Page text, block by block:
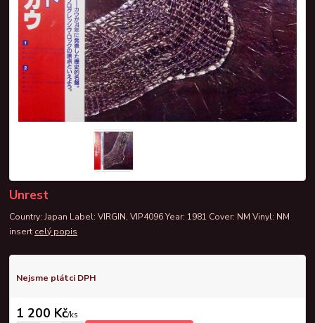
Unrest
Country: Japan Label: VIRGIN, VIP4096 Year: 1981 Cover: NM Vinyl: NM
insert celý popis
Nejsme plátci DPH
1 200 Kč/ks